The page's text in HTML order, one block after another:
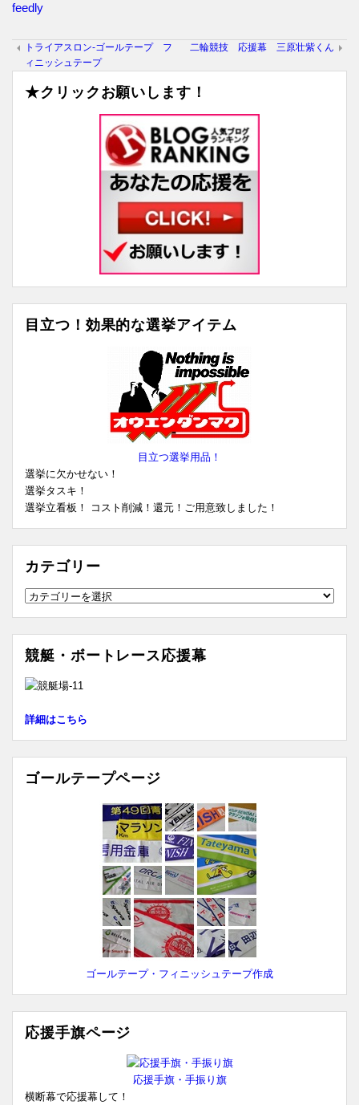
feedly
トライアスロン-ゴールテープ フ
ィニッシュテープ
二輪競技 応援幕 三原壮紫くん
★クリックお願いします！
目立つ！効果的な選挙アイテム
目立つ選挙用品！
選挙に欠かせない！
選挙タスキ！
選挙立看板！ コスト削減！還元！ご用意致しました！
カテゴリー
カ
リ
ー
競艇・ボートレース応援幕
詳細はこちら
ゴールテープページ
ゴールテープ・フィニッシュテープ作成
応援手旗ページ
応援手旗・手振り旗
横断幕で応援幕して！